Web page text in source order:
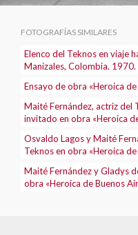
FOTOGRAFÍAS SIMILARES
Elenco del Teknos en viaje
Manizales, Colombia. 1970.
Ensayo de obra «Heroica de
Maité Fernández, actriz del
invitado en obra «Heroica
Osvaldo Lagos y Maité
Teknos en obra «Heroica de
Maité Fernández y Gladys
obra «Heroica de Buenos